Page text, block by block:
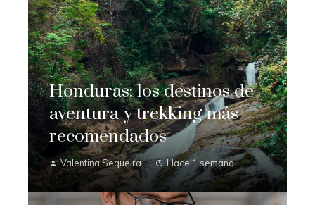
Honduras: los destinos de
aventura y trekking más
recomendados
Valentina Sequeira Hace 1 semana